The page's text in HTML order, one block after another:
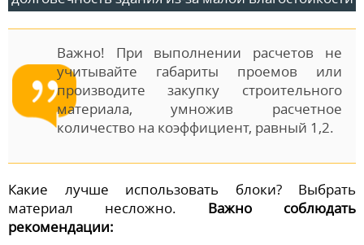
Важно! При выполнении расчетов не
учитывайте габариты проемов или
производите закупку строительного
материала, умножив расчетное
количество на коэффициент, равный 1,2.
Какие лучше использовать блоки? Выбрать
материал несложно. Важно соблюдать
рекомендации: